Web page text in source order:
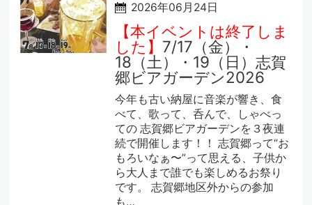
2026年06月24日
【本イベントは終了しま
した】 7/17（金）・
18（土）・19（日）志賀
郷ビアガーデン2026
今年も古い納屋に音楽が響き、食
べて、歌って、呑んで、しゃべっ
ての 志賀郷ビアガーデンを３夜連
続で開催します！！ 志賀郷って“お
もろいなぁ〜”って思える、子供か
ら大人まで誰でも楽しめるお祭り
です。 志賀郷地区外からの参加
も…